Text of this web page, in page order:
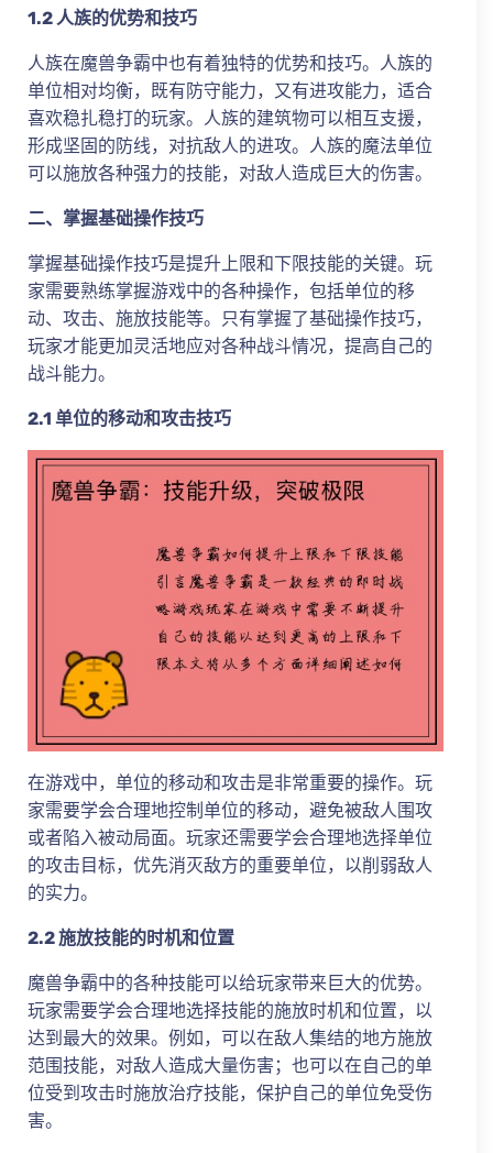
1.2 人族的优势和技巧
人族在魔兽争霸中也有着独特的优势和技巧。人族的
单位相对均衡，既有防守能力，又有进攻能力，适合
喜欢稳扎稳打的玩家。人族的建筑物可以相互支援，
形成坚固的防线，对抗敌人的进攻。人族的魔法单位
可以施放各种强力的技能，对敌人造成巨大的伤害。
二、掌握基础操作技巧
掌握基础操作技巧是提升上限和下限技能的关键。玩
家需要熟练掌握游戏中的各种操作，包括单位的移
动、攻击、施放技能等。只有掌握了基础操作技巧，
玩家才能更加灵活地应对各种战斗情况，提高自己的
战斗能力。
2.1 单位的移动和攻击技巧
在游戏中，单位的移动和攻击是非常重要的操作。玩
家需要学会合理地控制单位的移动，避免被敌人围攻
或者陷入被动局面。玩家还需要学会合理地选择单位
的攻击目标，优先消灭敌方的重要单位，以削弱敌人
的实力。
2.2 施放技能的时机和位置
魔兽争霸中的各种技能可以给玩家带来巨大的优势。
玩家需要学会合理地选择技能的施放时机和位置，以
达到最大的效果。例如，可以在敌人集结的地方施放
范围技能，对敌人造成大量伤害；也可以在自己的单
位受到攻击时施放治疗技能，保护自己的单位免受伤
害。